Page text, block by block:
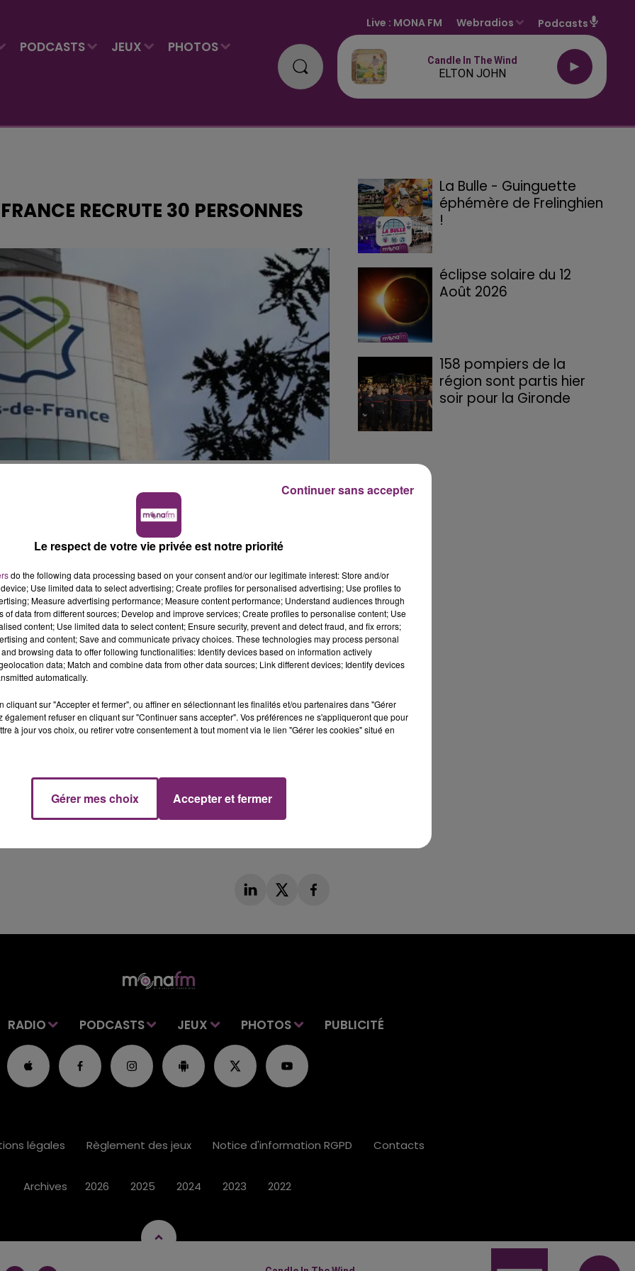
PODCASTS JEUX PHOTOS
Live : MONA FM Webradios Podcasts
Candle In The Wind
ELTON JOHN
RECRUTE 30 PERSONNES
Elle vient de publier plusieurs offres d’emploi : elle
allants du chargé de mission au technicien de
emploi/
La Région#hautsdefrancerecrute !
pic.twitter.com/SO57wntULJ
2019
La Bulle - Guinguette
éphémère de Frelinghien
!
éclipse solaire du 12
Août 2026
158 pompiers de la
région sont partis hier
soir pour la Gironde
RADIO PODCASTS JEUX PHOTOS PUBLICITÉ
légales Règlement des jeux Notice d'information RGPD Contacts
Archives 2026 2025 2024 2023 2022
Le respect de votre vie privée est notre priorité
do the following data processing based on your consent and/or our legitimate interest: Store and/or
Use limited data to select advertising; Create profiles for personalised advertising; Use profiles to
Measure advertising performance; Measure content performance; Understand audiences through
of data from different sources; Develop and improve services; Create profiles to personalise content; Use
content; Use limited data to select content; Ensure security, prevent and detect fraud, and fix errors;
and content; Save and communicate privacy choices. These technologies may process personal
browsing data to offer following functionalities: Identify devices based on information actively
data; Match and combine data from other data sources; Link different devices; Identify devices
automatically.
cliquant sur "Accepter et fermer", ou affiner en sélectionnant les finalités et/ou partenaires dans "Gérer
également refuser en cliquant sur "Continuer sans accepter". Vos préférences ne s'appliqueront que pour
à jour vos choix, ou retirer votre consentement à tout moment via le lien "Gérer les cookies" situé en
Gérer mes choix Accepter et fermer
Continuer sans accepter